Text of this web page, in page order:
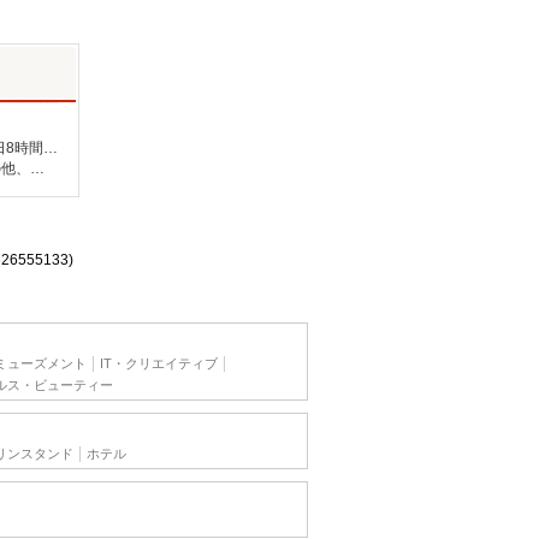
未経験：時給1400〜1600円（資格・経験による） 経験者：時給1600〜1800円（資格・経験による） ◎月収例 時給1800円×1日8時間×22日（週5日）＝31万6800円 ◆昇給あり ◆支払い方法 ※日払い/週払い/月払い対応も可能です。詳しくは面談時にご相談ください。 ◆交通費：別途全額支給 ※当社規定あり
石川県野々市市 【最寄駅】 ◆IRいしかわ鉄道「野々市駅」 ◆北陸鉄道石川線「野々市駅」 ◆北陸鉄道石川線「押野駅」 ★その他、近隣に多数勤務地あります！
ューズメント
IT・クリエイティブ
ス・ビューティー
ンスタンド ホテル